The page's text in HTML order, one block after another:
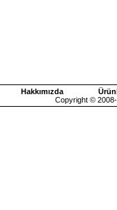
Hakkımızda
Copyright ©